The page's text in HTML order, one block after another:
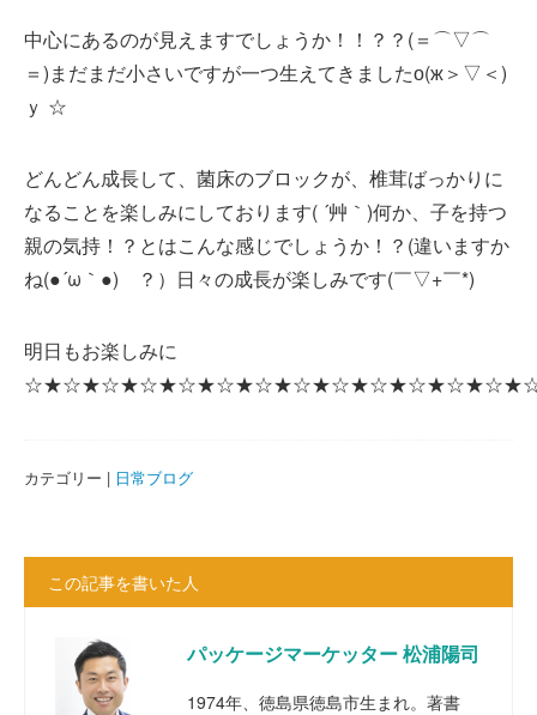
中心にあるのが見えますでしょうか！！？？(＝⌒▽⌒
＝)まだまだ小さいですが一つ生えてきましたо(ж＞▽＜)
ｙ ☆
どんどん成長して、菌床のブロックが、椎茸ばっかりに
なることを楽しみにしております( ´艸｀)何か、子を持つ
親の気持！？とはこんな感じでしょうか！？(違いますか
ね(●´ω｀●)ゞ？）日々の成長が楽しみです(￣▽+￣*)
明日もお楽しみに
カテゴリー | 日常ブログ
この記事を書いた人
パッケージマーケッター 松浦陽司
1974年、徳島県徳島市生まれ。著書